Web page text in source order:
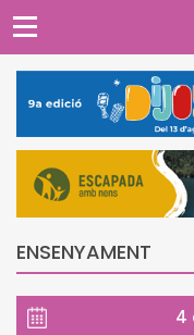
ENSENYAMENT
4